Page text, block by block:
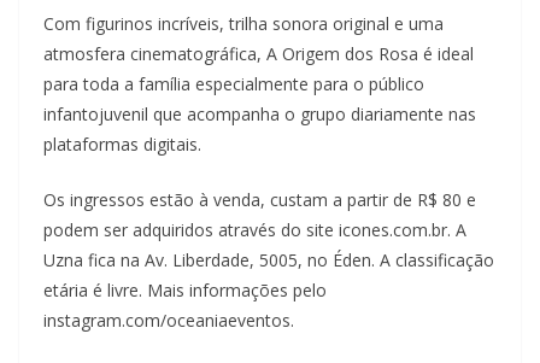
Com figurinos incríveis, trilha sonora original e uma
atmosfera cinematográfica, A Origem dos Rosa é ideal
para toda a família especialmente para o público
infantojuvenil que acompanha o grupo diariamente nas
plataformas digitais.
Os ingressos estão à venda, custam a partir de R$ 80 e
podem ser adquiridos através do site icones.com.br. A
Uzna fica na Av. Liberdade, 5005, no Éden. A classificação
etária é livre. Mais informações pelo
instagram.com/oceaniaeventos.